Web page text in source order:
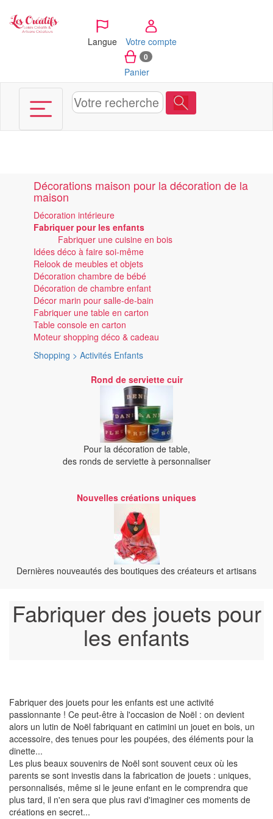
Langue Votre compte
0
Panier
Décorations maison pour la décoration de la
maison
Décoration intérieure
Fabriquer pour les enfants
Fabriquer une cuisine en bois
Idées déco à faire soi-même
Relook de meubles et objets
Décoration chambre de bébé
Décoration de chambre enfant
Décor marin pour salle-de-bain
Fabriquer une table en carton
Table console en carton
Moteur shopping déco & cadeau
Shopping > Activités Enfants
Rond de serviette cuir
Pour la décoration de table,
des ronds de serviette à personnaliser
Nouvelles créations uniques
Dernières nouveautés des boutiques des créateurs et artisans
Fabriquer des jouets pour
les enfants
Fabriquer des jouets pour les enfants est une activité
passionnante ! Ce peut-être à l'occasion de Noël : on devient
alors un lutin de Noël fabriquant en catimini un jouet en bois, un
accessoire, des tenues pour les poupées, des éléments pour la
dinette...
Les plus beaux souvenirs de Noël sont souvent ceux où les
parents se sont investis dans la fabrication de jouets : uniques,
personnalisés, même si le jeune enfant en le comprendra que
plus tard, il n'en sera que plus ravi d'imaginer ces moments de
créations en secret...